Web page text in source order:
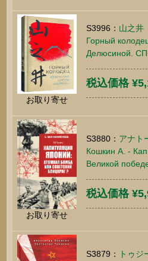
お取り寄せ
S3996： 山之井
Горный
Делюсиной.
税込価格
お取り寄せ
S3880： アナト
Кошкин А. -
Великой
税込価格
S3879：
トゥ